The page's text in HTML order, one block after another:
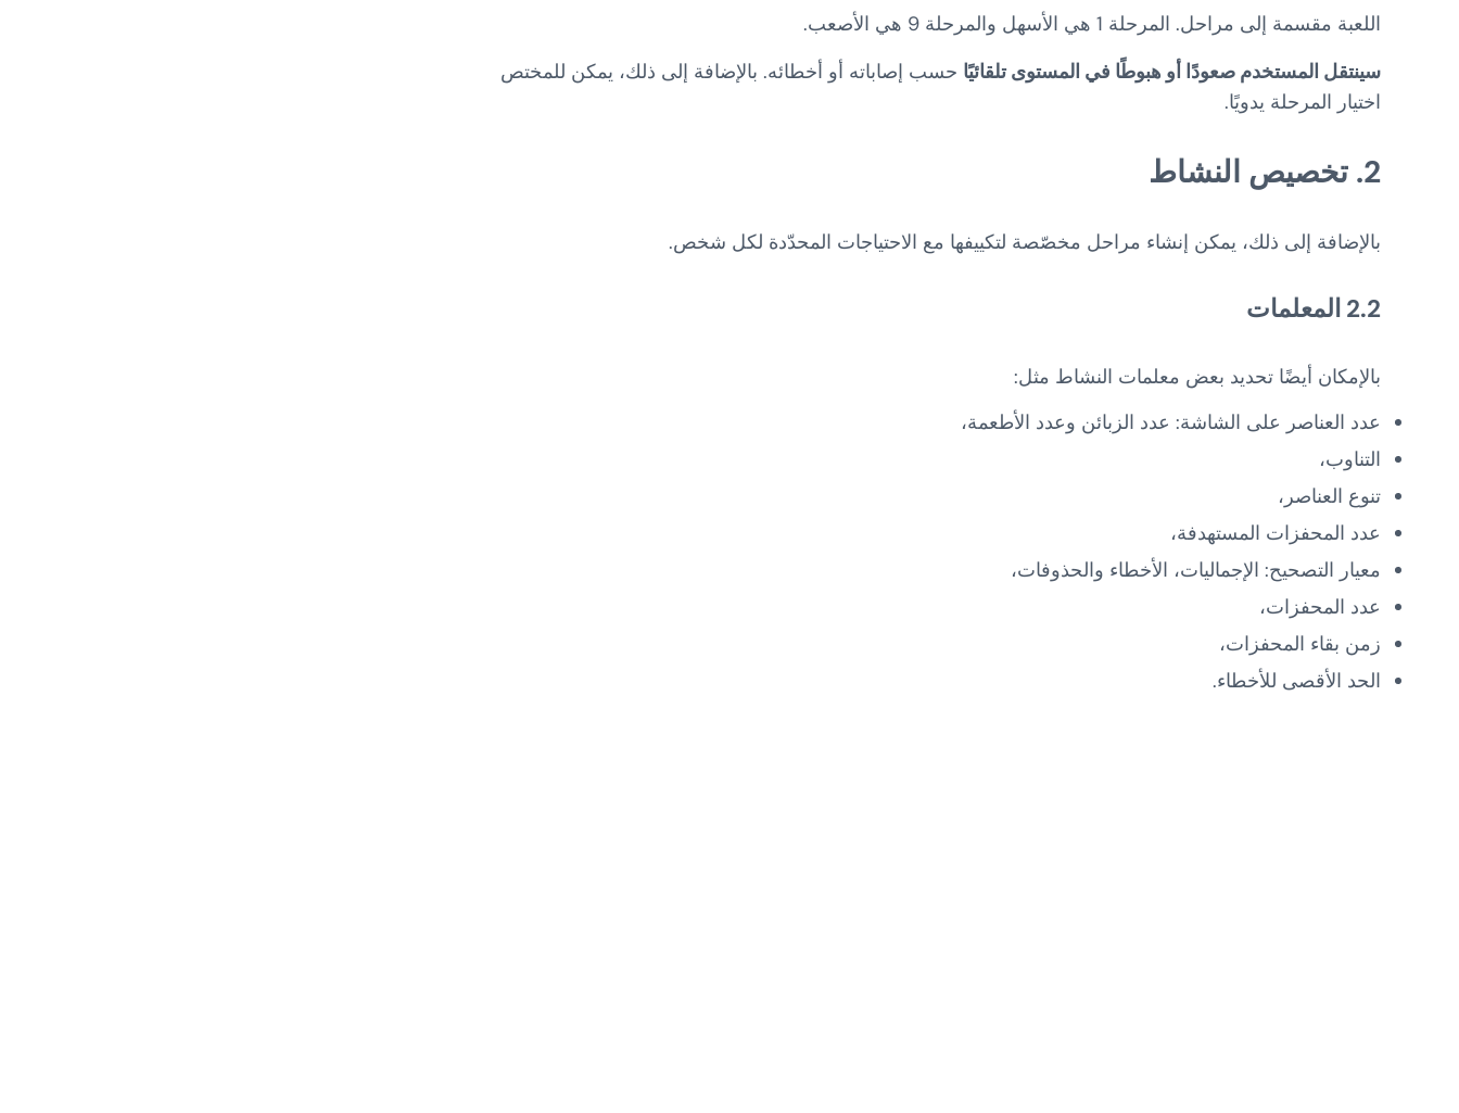
اللعبة مقسمة إلى مراحل. المرحلة 1 هي الأسهل والمرحلة 9 هي الأصعب.
سينتقل المستخدم صعودًا أو هبوطًا في المستوى تلقائيًا حسب إصاباته أو أخطائه. بالإضافة إلى ذلك، يمكن للمختص
اختيار المرحلة يدويًا.
2. تخصيص النشاط
بالإضافة إلى ذلك، يمكن إنشاء مراحل مخصّصة لتكييفها مع الاحتياجات المحدّدة لكل شخص.
2.2 المعلمات
بالإمكان أيضًا تحديد بعض معلمات النشاط مثل:
عدد العناصر على الشاشة: عدد الزبائن وعدد الأطعمة،
التناوب،
تنوع العناصر،
عدد المحفزات المستهدفة،
معيار التصحيح: الإجماليات، الأخطاء والحذوفات،
عدد المحفزات،
زمن بقاء المحفزات،
الحد الأقصى للأخطاء.